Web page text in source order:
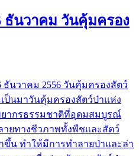
ธันวาคม วันคุ้มครอง
นวาคม 2556 วันคุ้มครองสัตว์
ป็นมาวันคุ้มครองสัตว์ป่าแห่ง
ยากรธรรมชาติที่อุดมสมบูรณ์
ยทางชีวภาพทั้งพืชและสัตว์
ขึ้น ทำให้มีการทำลายป่าและล่า